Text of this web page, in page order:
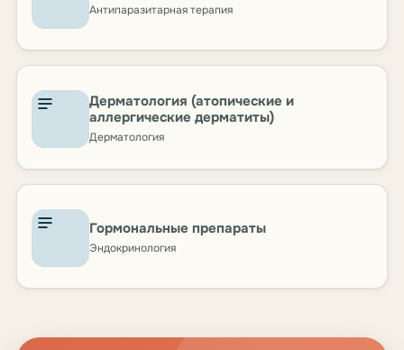
Антипаразитарная терапия
Дерматология (атопические и
аллергические дерматиты)
Дерматология
Гормональные препараты
Эндокринология